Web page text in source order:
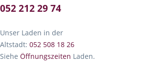
052 212 29 74
Unser Laden in der
Altstadt: 052 508 18 26
Siehe Öffnungszeiten Laden.